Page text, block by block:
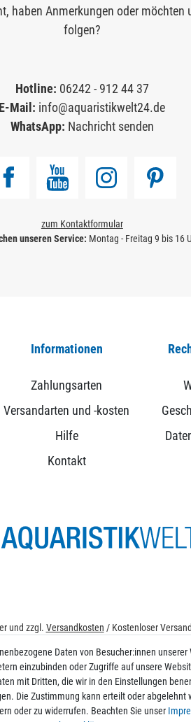
haben Anmerkungen oder möchten
folgen?
Hotline: 06242 - 912 44 37
E-Mail: info@aquaristikwelt24.de
WhatsApp: Nachricht senden
zum Kontaktformular
unseren Service: Montag - Freitag 9 bis 16
Informationen
Zahlungsarten
Versandarten und -kosten
Hilfe
Kontakt
und zzgl. Versandkosten / Kostenloser
Kontakt
Daten von Besucher:innen unserer
einzubinden oder Zugriffe auf unsere
mit Dritten, die wir in den Einstellungen
Die Zustimmung kann erteilt oder abgelehnt
oder zu widerrufen. Beachten Sie unser